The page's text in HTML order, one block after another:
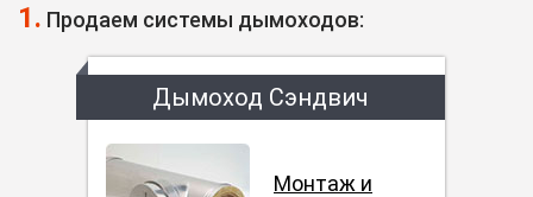
1. Продаем системы дымоходов:
Дымоход Сэндвич
Монтаж и